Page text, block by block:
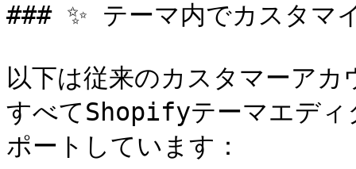
### ✨ テーマ内でカスタマ
以下は従来のカスタマーア
すべてShopifyテーマエディ
ポートしています：